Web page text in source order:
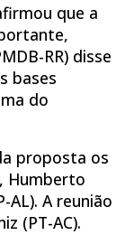
que a
RR) disse
bases
do
proposta os
Humberto
AL). A reunião
(PT-AC).